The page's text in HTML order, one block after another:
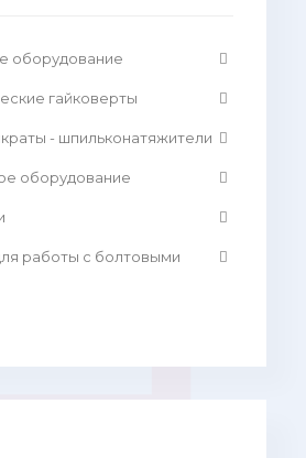
оборудование
гайковерты
- шпильконатяжители
оборудование
работы с болтовыми